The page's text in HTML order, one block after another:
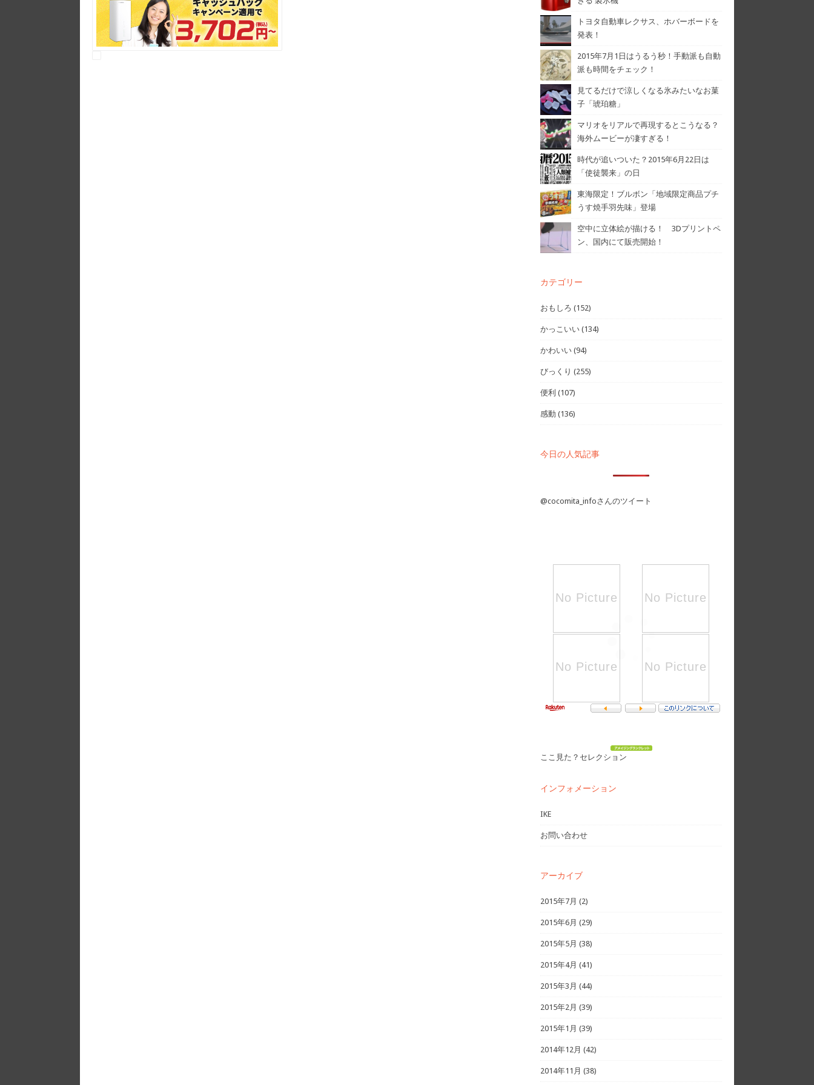
トヨタ自動車レクサス、ホバーボードを
発表！
2015年7月1日はうるう秒！手動派も自動
派も時間をチェック！
見てるだけで涼しくなる氷みたいなお菓
子「琥珀糖」
マリオをリアルで再現するとこうなる？
海外ムービーが凄すぎる！
時代が追いついた？2015年6月22日は
「使徒襲来」の日
東海限定！ブルボン「地域限定商品プチ
うす焼手羽先味」登場
空中に立体絵が描ける！ 3Dプリントペ
ン、国内にて販売開始！
カテゴリー
おもしろ (152)
かっこいい (134)
かわいい (94)
びっくり (255)
便利 (107)
感動 (136)
今日の人気記事
@cocomita_infoさんのツイート
ここ見た？セレクション
インフォメーション
IKE
お問い合わせ
アーカイブ
2015年7月 (2)
2015年6月 (29)
2015年5月 (38)
2015年4月 (41)
2015年3月 (44)
2015年2月 (39)
2015年1月 (39)
2014年12月 (42)
2014年11月 (38)